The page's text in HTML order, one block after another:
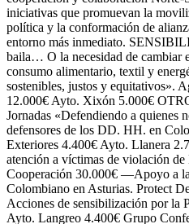
iniciativas que promuevan la
política y la conformación de
entorno más inmediato.
baila… O la necesidad de cambiar
consumo alimentario, textil y
sostenibles, justos y equitativos».
12.000€ Ayto. Xixón 5.000€
Jornadas «Defendiendo a quienes
defensores de los DD. HH. en
Exteriores 4.400€ Ayto. Llanera
atención a víctimas de violación
Cooperación 30.000€ —Apoyo a
Colombiano en Asturias. Protect
Acciones de sensibilización por
Ayto. Langreo 4.400€ Grupo